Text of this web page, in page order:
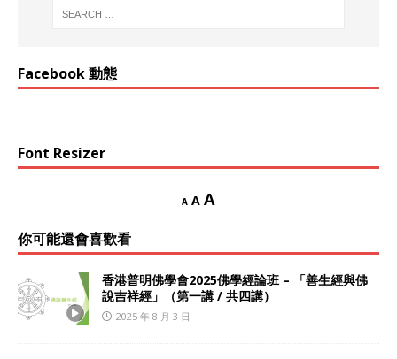
Facebook 動態
Font Resizer
A A A
你可能還會喜歡看
香港普明佛學會2025佛學經論班 – 「善生經與佛
說吉祥經」（第一講 / 共四講）
2025 年 8 月 3 日